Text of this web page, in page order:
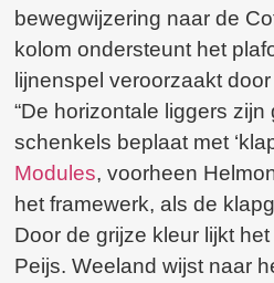
bewegwijzering naar de
kolom ondersteunt het
lijnenspel veroorzaakt
“De horizontale liggers zijn
schenkels beplaat met
Modules, voorheen
het framewerk, als de
Door de grijze kleur lijkt
Peijs. Weeland wijst naar